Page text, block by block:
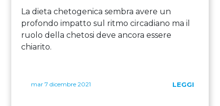
La dieta chetogenica sembra avere un
profondo impatto sul ritmo circadiano ma il
ruolo della chetosi deve ancora essere
chiarito.
mar 7 dicembre 2021 LEGGI